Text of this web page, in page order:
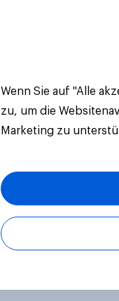
Wenn Sie auf "Alle
zu, um die
Marketing zu